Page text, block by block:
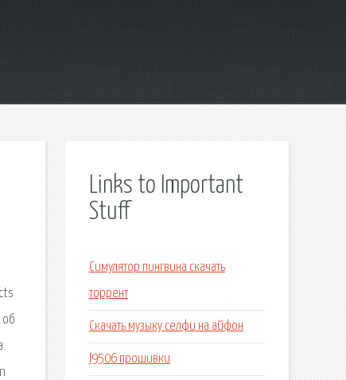
об
Links to Important
Stuff
Симулятор пингвина скачать
торрент
Скачать музыку селфи на айфон
I9506 прошивки